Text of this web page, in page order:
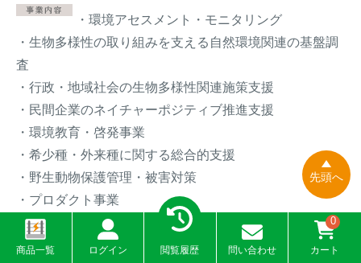
・環境アセスメント・モニタリング
・生物多様性の取り組みを支える自然環境関連の基盤調
査
・行政・地域社会の生物多様性関連施策支援
・民間企業のネイチャーポジティブ推進支援
・環境教育・啓発事業
・希少種・外来種に関する総合的支援
・野生動物保護管理・被害対策
・プロダクト事業
・公園管理事業
東京本社 / 北海道支社 / 東北支社 / 名古屋支社 /
商品一覧 ログイン 閲覧履歴 問い合わせ
0
カート
先頭へ